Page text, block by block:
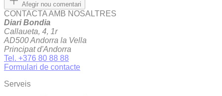
Afegir nou comentari
CONTACTA AMB NOSALTRES
Diari Bondia
Callaueta, 4, 1r
AD500 Andorra la Vella
Principat d'Andorra
Tel. +376 80 88 88
Formulari de contacte
Serveis